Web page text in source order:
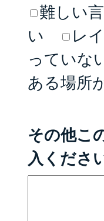
難しい
い
レ
っていな
ある場所
その他こ
入くださ